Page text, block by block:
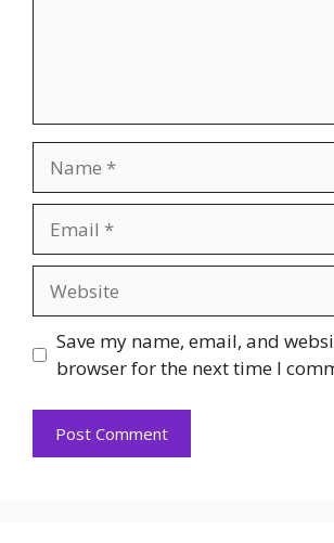
Save my name, email, and
browser for the next time I